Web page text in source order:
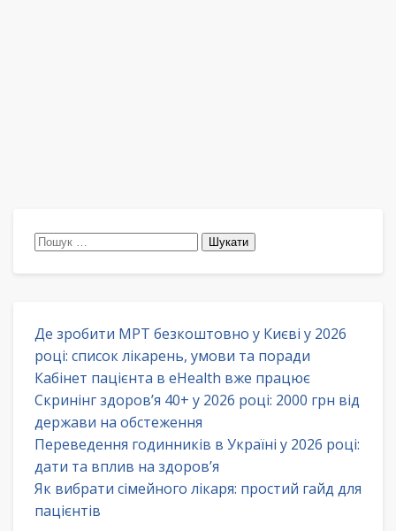
Пошук:
Де зробити МРТ безкоштовно у Києві у 2026
році: список лікарень, умови та поради
Кабінет пацієнта в eHealth вже працює
Скринінг здоров’я 40+ у 2026 році: 2000 грн від
держави на обстеження
Переведення годинників в Україні у 2026 році:
дати та вплив на здоров’я
Як вибрати сімейного лікаря: простий гайд для
пацієнтів